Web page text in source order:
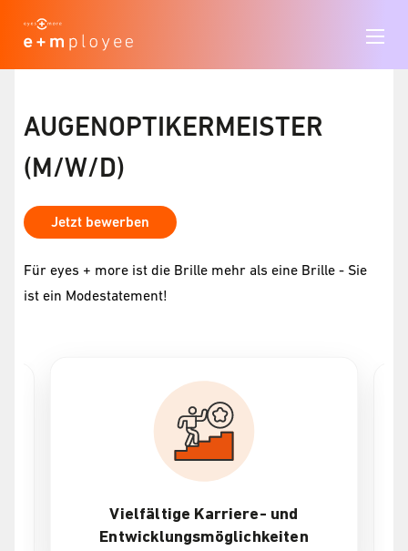
AUGENOPTIKERMEISTER
(M/W/D)
Jetzt bewerben
Für eyes + more ist die Brille mehr als eine Brille - Sie
ist ein Modestatement!
Attraktive Vergütung + Bonus